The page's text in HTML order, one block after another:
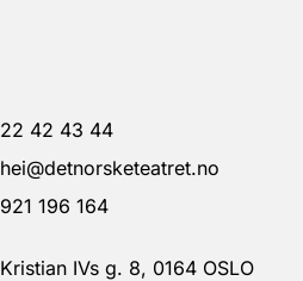
22 42 43 44
hei@detnorsketeatret.no
921 196 164
Kristian IVs g. 8, 0164 OSLO